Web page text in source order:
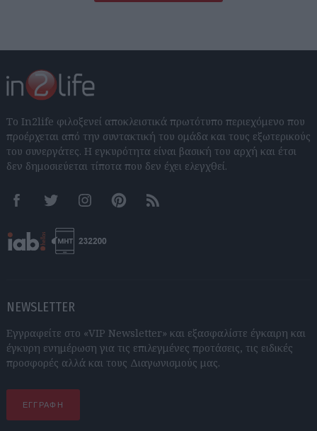
Το In2life φιλοξενεί αποκλειστικά πρωτότυπο περιεχόμενο που
προέρχεται από την συντακτική του ομάδα και τους εξωτερικούς
του συνεργάτες. Η εγκυρότητα είναι βασική του αρχή και έτσι
δεν δημοσιεύεται τίποτα που δεν έχει ελεγχθεί.
FacebookTwitter InstagramPinterestRSS feeds
NEWSLETTER
Εγγραφείτε στο «VIP Newsletter» και εξασφαλίστε έγκαιρη και
έγκυρη ενημέρωση για τις επιλεγμένες προτάσεις, τις ειδικές
προσφορές αλλά και τους Διαγωνισμούς μας.
ΕΓΓΡΑΦΗ